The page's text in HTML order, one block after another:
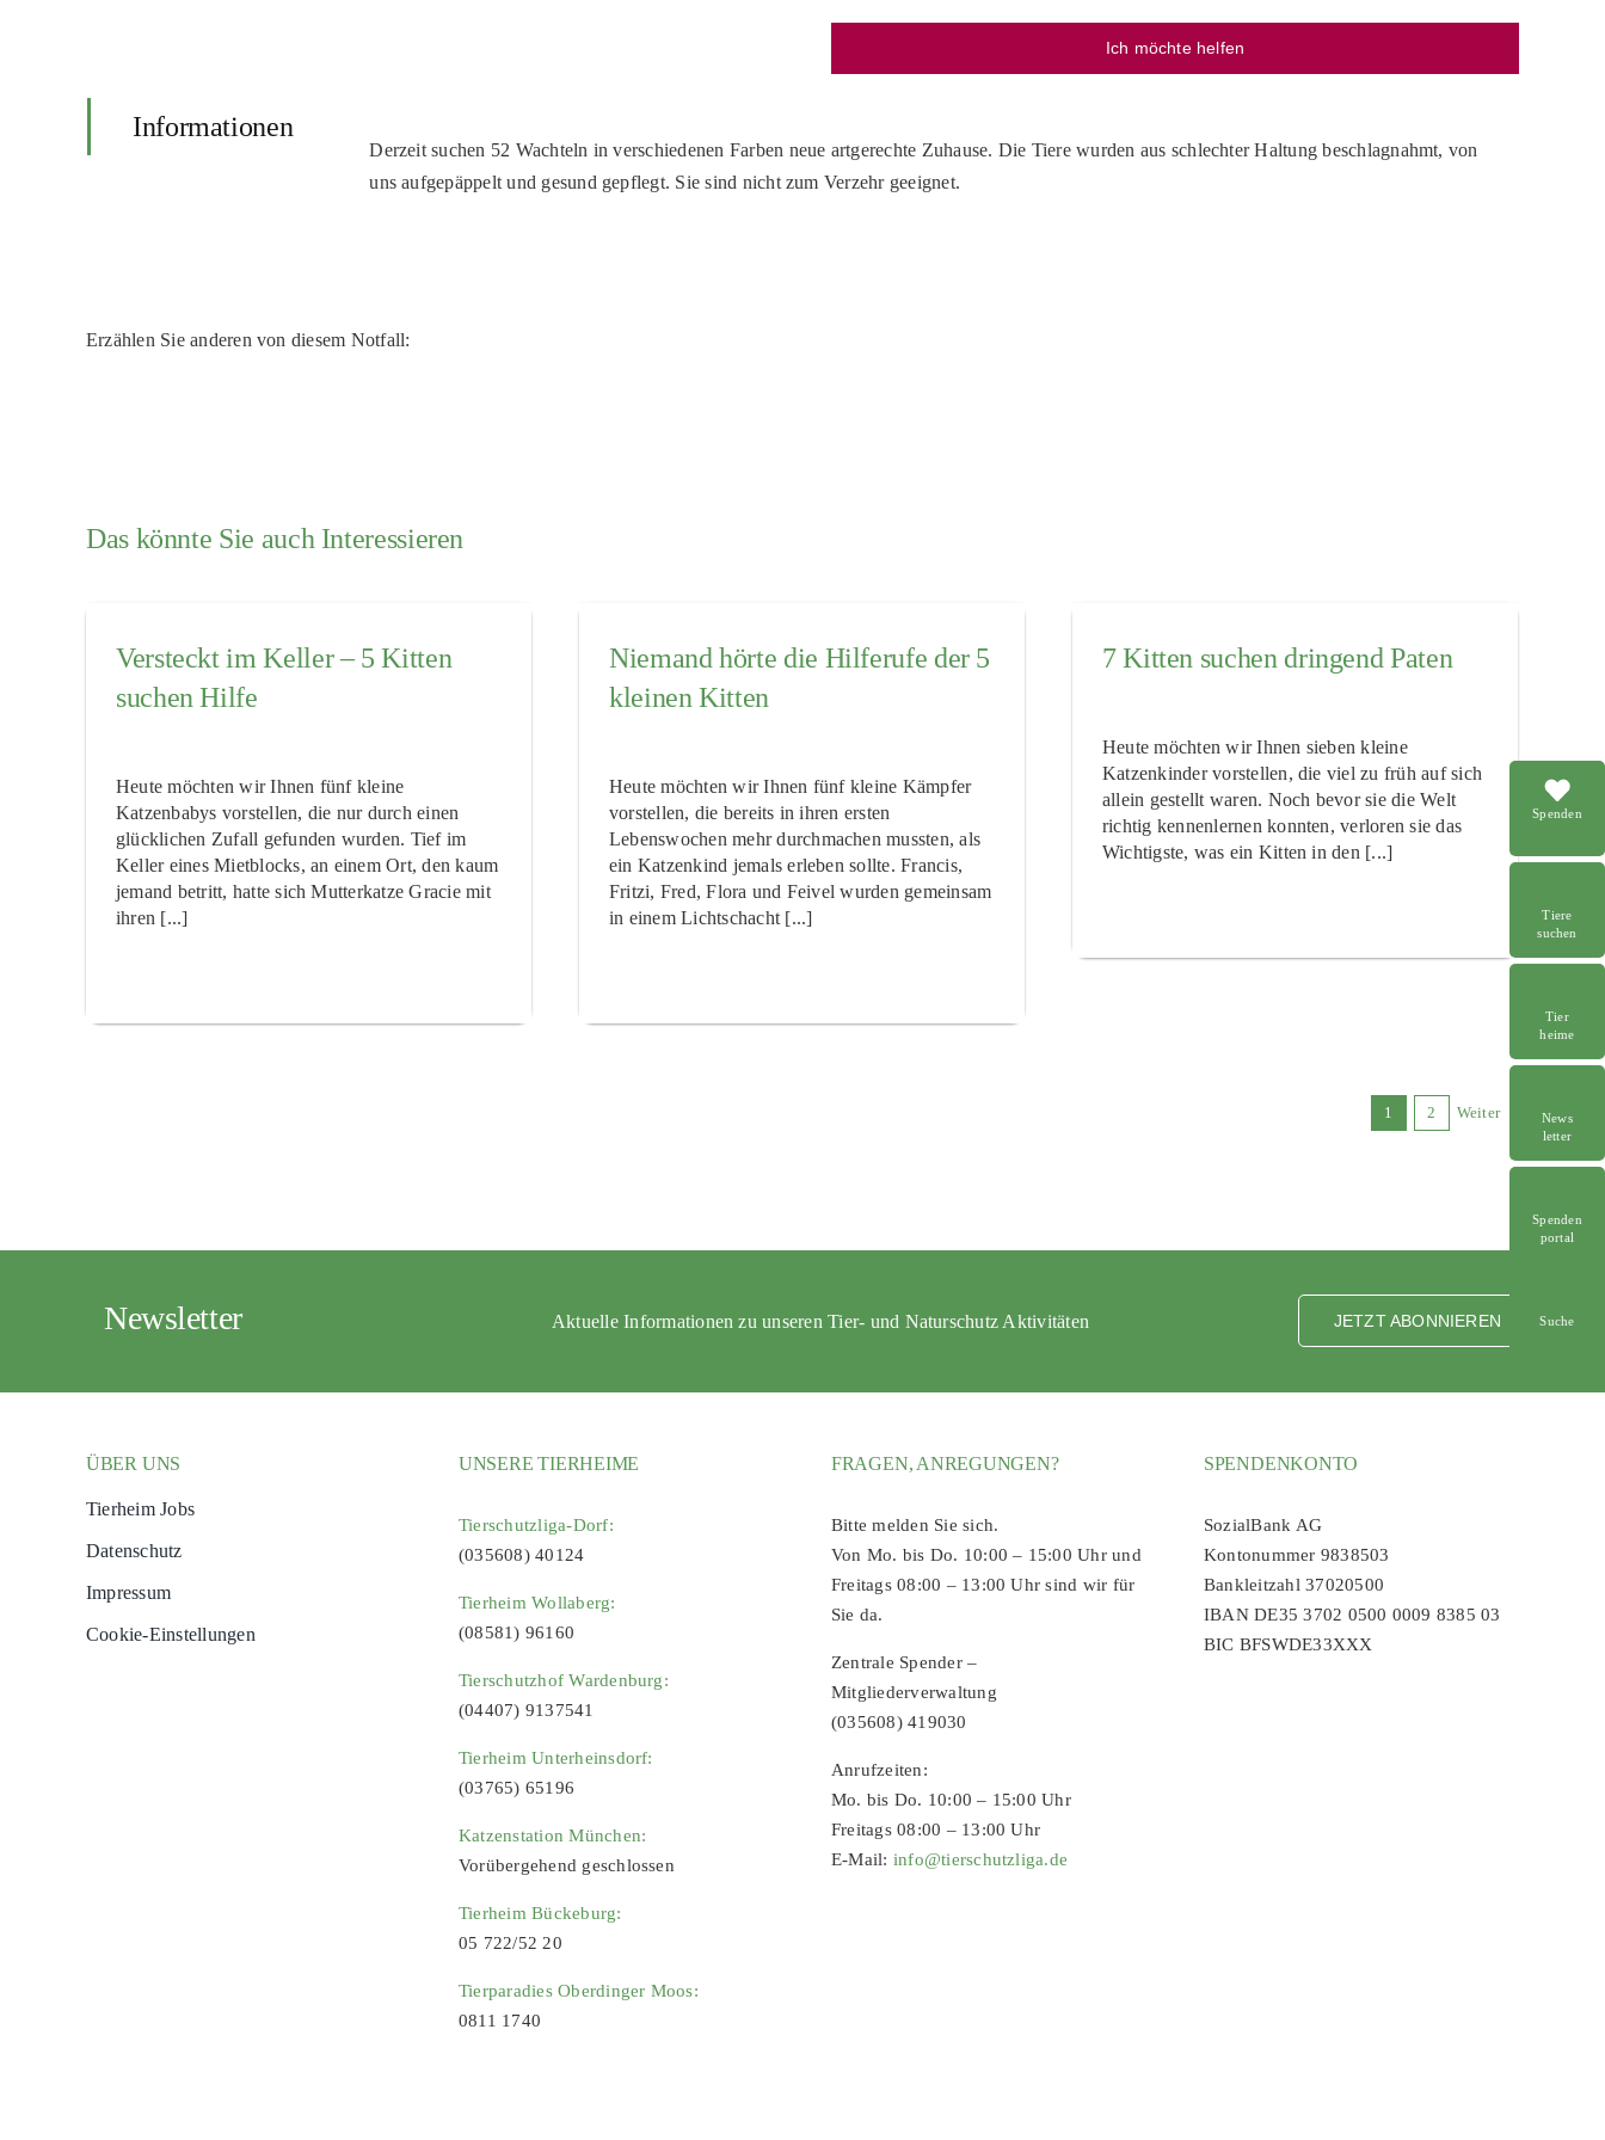
Spenden
Tiere
suchen
Tier
heime
News
letter
Spenden
portal
Suche
Ich möchte helfen
Informationen
Derzeit suchen 52 Wachteln in verschiedenen Farben neue artgerechte Zuhause. Die Tiere wurden aus schlechter Haltung beschlagnahmt, von
uns aufgepäppelt und gesund gepflegt. Sie sind nicht zum Verzehr geeignet.
Erzählen Sie anderen von diesem Notfall:
Das könnte Sie auch Interessieren
Versteckt im Keller – 5 Kitten
suchen Hilfe
Heute möchten wir Ihnen fünf kleine
Katzenbabys vorstellen, die nur durch einen
glücklichen Zufall gefunden wurden. Tief im
Keller eines Mietblocks, an einem Ort, den kaum
jemand betritt, hatte sich Mutterkatze Gracie mit
ihren [...]
Niemand hörte die Hilferufe der 5
kleinen Kitten
Heute möchten wir Ihnen fünf kleine Kämpfer
vorstellen, die bereits in ihren ersten
Lebenswochen mehr durchmachen mussten, als
ein Katzenkind jemals erleben sollte. Francis,
Fritzi, Fred, Flora und Feivel wurden gemeinsam
in einem Lichtschacht [...]
7 Kitten suchen dringend Paten
Heute möchten wir Ihnen sieben kleine
Katzenkinder vorstellen, die viel zu früh auf sich
allein gestellt waren. Noch bevor sie die Welt
richtig kennenlernen konnten, verloren sie das
Wichtigste, was ein Kitten in den [...]
1 2 Weiter
Newsletter Aktuelle Informationen zu unseren Tier- und Naturschutz Aktivitäten JETZT ABONNIEREN
ÜBER UNS
Tierheim Jobs
Datenschutz
Impressum
Cookie-Einstellungen
UNSERE TIERHEIME
Tierschutzliga-Dorf:
(035608) 40124
Tierheim Wollaberg:
(08581) 96160
Tierschutzhof Wardenburg:
(04407) 9137541
Tierheim Unterheinsdorf:
(03765) 65196
Katzenstation München:
Vorübergehend geschlossen
Tierheim Bückeburg:
05 722/52 20
Tierparadies Oberdinger Moos:
0811 1740
FRAGEN, ANREGUNGEN?
Bitte melden Sie sich.
Von Mo. bis Do. 10:00 – 15:00 Uhr und
Freitags 08:00 – 13:00 Uhr sind wir für
Sie da.
Zentrale Spender –
Mitgliederverwaltung
(035608) 419030
Anrufzeiten:
Mo. bis Do. 10:00 – 15:00 Uhr
Freitags 08:00 – 13:00 Uhr
E-Mail: info@tierschutzliga.de
SPENDENKONTO
SozialBank AG
Kontonummer 9838503
Bankleitzahl 37020500
IBAN DE35 3702 0500 0009 8385 03
BIC BFSWDE33XXX